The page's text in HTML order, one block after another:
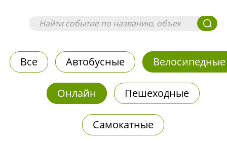
Все Автобусные Велосипедные
Онлайн Пешеходные
Самокатные